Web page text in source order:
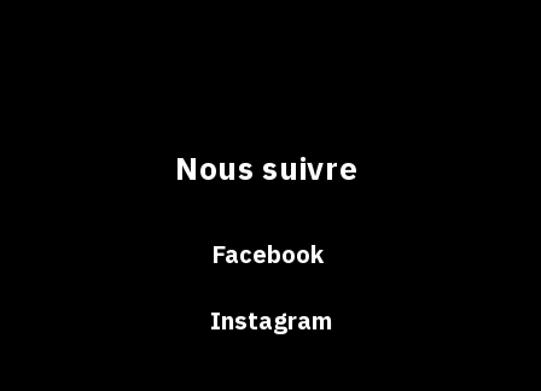
Nous suivre
Facebook
Instagram